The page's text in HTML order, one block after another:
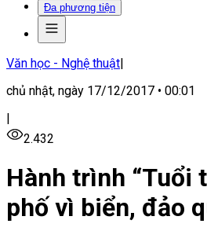
Đa phương tiện
Văn học - Nghệ thuật|
chủ nhật, ngày 17/12/2017 • 00:01
|
2.432
Hành trình “Tuổi
phố vì biển, đảo